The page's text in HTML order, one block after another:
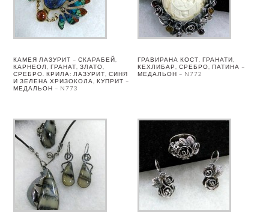
КАМЕЯ ЛАЗУРИТ – СКАРАБЕЙ,
КАРНЕОЛ, ГРАНАТ, ЗЛАТО,
СРЕБРО. КРИЛА: ЛАЗУРИТ, СИНЯ
И ЗЕЛЕНА ХРИЗОКОЛА, КУПРИТ –
МЕДАЛЬОН – N773
ГРАВИРАНА КОСТ, ГРАНАТИ,
КЕХЛИБАР, СРЕБРО, ПАТИНА –
МЕДАЛЬОН – N772